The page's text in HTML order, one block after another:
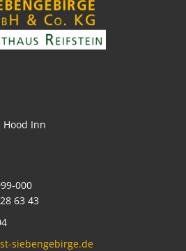
Inn
000
63 43
siebengebirge.de